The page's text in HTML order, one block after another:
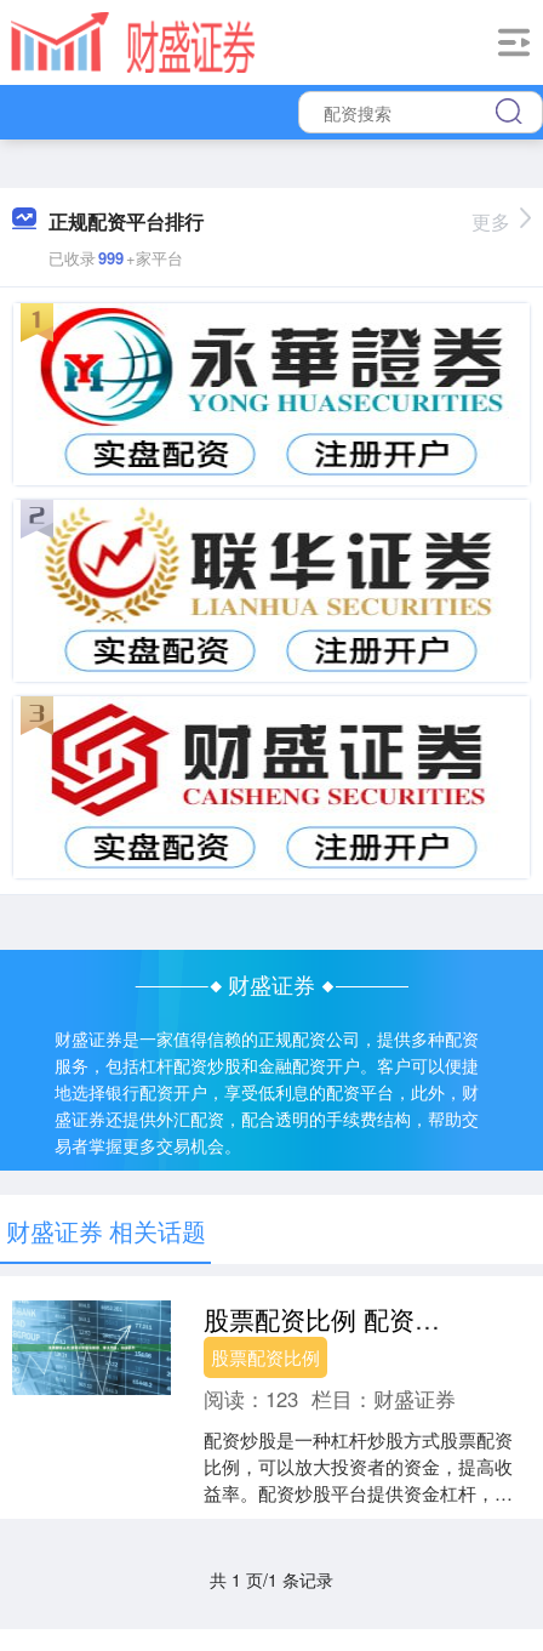
正规配资平台排行
已收录999+家平台
更多
财盛证券
财盛证券是一家值得信赖的正规配资公司，提供多种配资
服务，包括杠杆配资炒股和金融配资开户。客户可以便捷
地选择银行配资开户，享受低利息的配资平台，此外，财
盛证券还提供外汇配资，配合透明的手续费结构，帮助交
易者掌握更多交易机会。
财盛证券 相关话题
股票配资比例 配资炒股就找配资，安全可靠，收益翻倍
股票配资比例
阅读： 123 栏目： 财盛证券
配资炒股是一种杠杆炒股方式股票配资
比例，可以放大投资者的资金，提高收
益率。配资炒股平台提供资金杠杆，投
共 1 页/1 条记录